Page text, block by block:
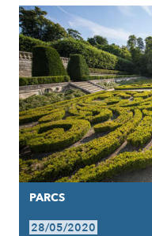
PARCS
28/05/2020